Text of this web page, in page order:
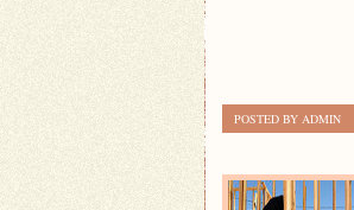
POSTED BY ADMIN